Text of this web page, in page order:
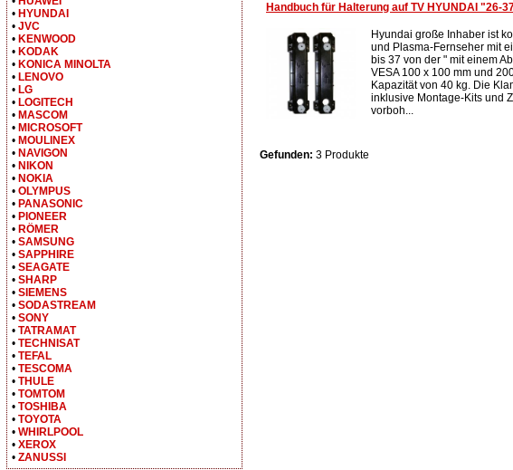
Handbuch für Halterung auf TV HYUNDAI "26-
Hyundai große Inhaber ist
und Plasma-Fernseher mit
bis 37 von der " mit einem
VESA 100 x 100 mm und
Kapazität von 40 kg. Die
inklusive Montage-Kits und
vorboh...
Gefunden: 3 Produkte
• HYUNDAI
• JVC
• KENWOOD
• KODAK
• KONICA MINOLTA
• LENOVO
• LG
• LOGITECH
• MASCOM
• MICROSOFT
• MOULINEX
• NAVIGON
• NIKON
• NOKIA
• OLYMPUS
• PANASONIC
• PIONEER
• RÖMER
• SAMSUNG
• SAPPHIRE
• SEAGATE
• SHARP
• SIEMENS
• SODASTREAM
• SONY
• TATRAMAT
• TECHNISAT
• TEFAL
• TESCOMA
• THULE
• TOMTOM
• TOSHIBA
• TOYOTA
• WHIRLPOOL
• XEROX
• ZANUSSI